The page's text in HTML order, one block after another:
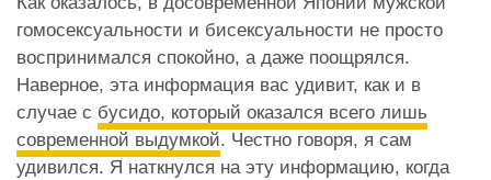
гомосексуальности и бисексуальности не просто
воспринимался спокойно, а даже поощрялся.
Наверное, эта информация вас удивит, как и в
случае с бусидо, который оказался всего лишь
современной выдумкой. Честно говоря, я сам
удивился. Я наткнулся на эту информацию, когда